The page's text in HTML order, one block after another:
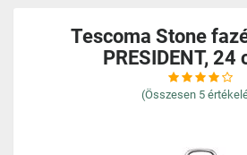
Tescoma Stone
PRESIDENT, 24
(Összesen 5